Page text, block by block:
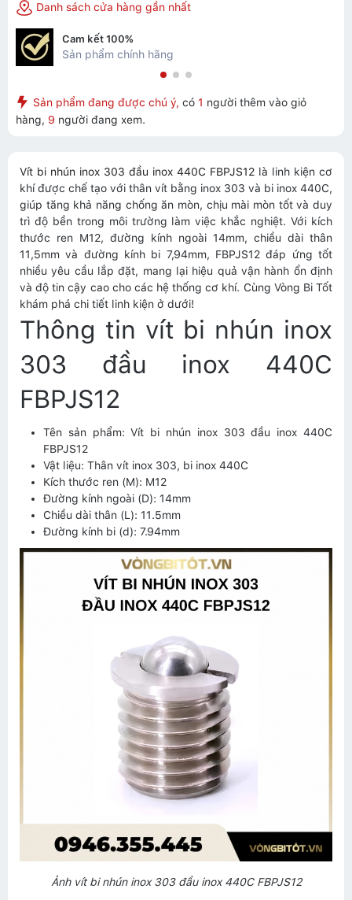
Danh sách cửa hàng gần nhất
Cam kết 100%
Sản phẩm chính hãng
Sản phẩm đang được chú ý, có 1 người thêm vào giỏ
hàng, 9 người đang xem.
Vít bi nhún inox 303 đầu inox 440C FBPJS12 là linh kiện cơ
khí được chế tạo với thân vít bằng inox 303 và bi inox 440C,
giúp tăng khả năng chống ăn mòn, chịu mài mòn tốt và duy
trì độ bền trong môi trường làm việc khắc nghiệt. Với kích
thước ren M12, đường kính ngoài 14mm, chiều dài thân
11,5mm và đường kính bi 7,94mm, FBPJS12 đáp ứng tốt
nhiều yêu cầu lắp đặt, mang lại hiệu quả vận hành ổn định
và độ tin cậy cao cho các hệ thống cơ khí. Cùng Vòng Bi Tốt
khám phá chi tiết linh kiện ở dưới!
Thông tin vít bi nhún inox
303 đầu inox 440C
FBPJS12
Tên sản phẩm: Vít bi nhún inox 303 đầu inox 440C
FBPJS12
Vật liệu: Thân vít inox 303, bi inox 440C
Kích thước ren (M): M12
Đường kính ngoài (D): 14mm
Chiều dài thân (L): 11.5mm
Đường kính bi (d): 7.94mm
Ảnh vít bi nhún inox 303 đầu inox 440C FBPJS12